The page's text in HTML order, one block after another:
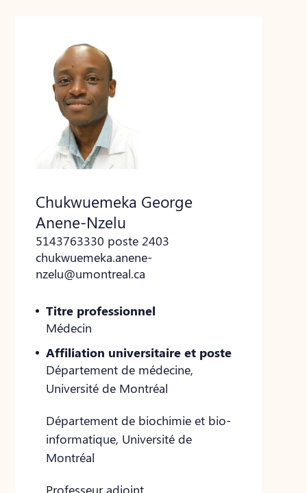
Chukwuemeka George
Anene-Nzelu
5143763330 poste 2403
chukwuemeka.anene-
nzelu@umontreal.ca
Titre professionnel
Médecin
Affiliation universitaire et poste
Département de médecine,
Université de Montréal
Département de biochimie et bio-
informatique, Université de
Montréal
Professeur adjoint